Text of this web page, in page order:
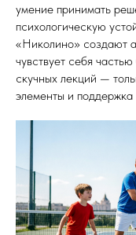
умение принимать
психологическую
«Николино» создают
чувствует себя
скучных лекций —
элементы и